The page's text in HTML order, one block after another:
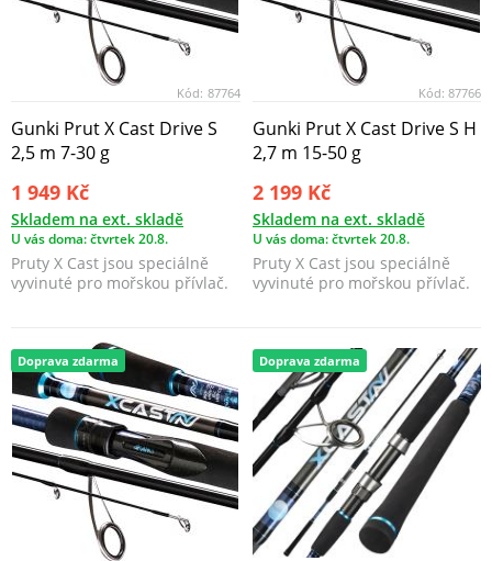
Kód: 87764
Gunki Prut X Cast Drive S
2,5 m 7-30 g
1 949 Kč
Skladem na ext. skladě
U vás doma: čtvrtek 20.8.
Pruty X Cast jsou speciálně
vyvinuté pro mořskou přívlač.
Kód: 87766
Gunki Prut X Cast Drive S H
2,7 m 15-50 g
2 199 Kč
Skladem na ext. skladě
U vás doma: čtvrtek 20.8.
Pruty X Cast jsou speciálně
vyvinuté pro mořskou přívlač.
Doprava zdarma Doprava zdarma